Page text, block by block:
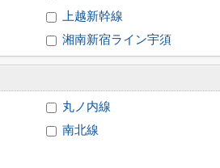
上越新幹線
湘南新宿ライン宇須
丸ノ内線
南北線